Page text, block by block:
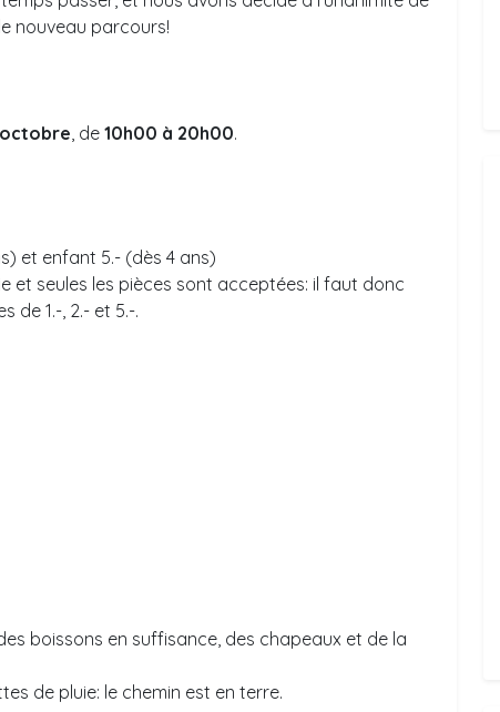
nouveau parcours!
octobre, de 10h00 à 20h00.
et enfant 5.- (dès 4 ans)
et seules les pièces sont acceptées: il faut donc
de 1.-, 2.- et 5.-.
boissons en suffisance, des chapeaux et de la
de pluie: le chemin est en terre.